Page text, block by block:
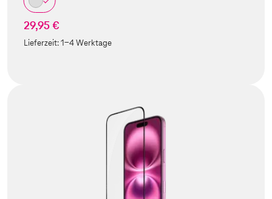
29,95 €
Lieferzeit:1-4 Werktage